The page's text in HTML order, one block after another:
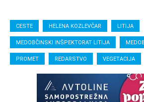
CESTE HELENA KOZLEVČAR LITIJA
MEDOBČINSKI INŠPEKTORAT LITIJA
PROMET REDARSTVO VEGETACIJA